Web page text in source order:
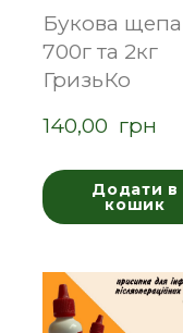
Букова щепа
700г та 2кг
ГризьКо
140,00  грн
Додати в
кошик